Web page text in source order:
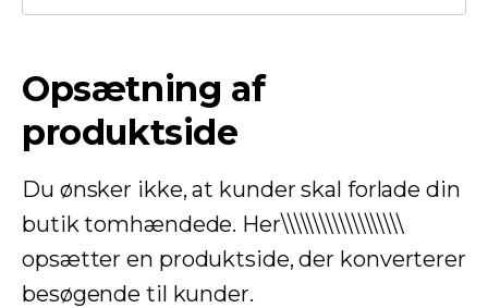
Opsætning af
produktside
Du ønsker ikke, at kunder skal forlade din
butik tomhændede. Her\\\\\\\\\\\\\\\\\\\
opsætter en produktside, der konverterer
besøgende til kunder.